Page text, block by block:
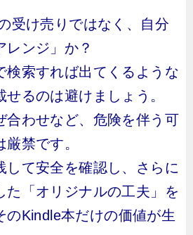
受け売りではなく、自分
レンジ」か？
検索すれば出てくるような
るのは避けましょう。
合わせなど、危険を伴う可
禁です。
して安全を確認し、さらに
た「オリジナルの工夫」を
のKindle本だけの価値が生